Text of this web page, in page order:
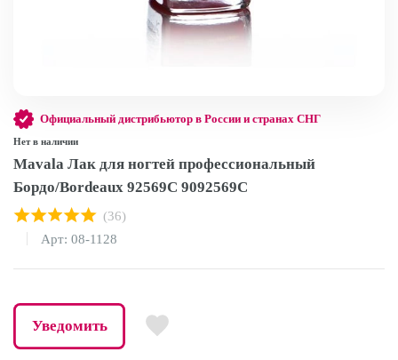
Официальный дистрибьютор в России и странах СНГ
Нет в наличии
Mavala Лак для ногтей профессиональный
Бордо/Bordeaux 92569C 9092569C
(36)
Арт: 08-1128
Уведомить